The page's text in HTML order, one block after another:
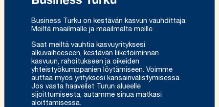
Business Turku on kestävän kasvun vauhdittaja.
Meiltä maailmalle ja maailmalta meille.
Saat meiltä vauhtia kasvuyrityksesi
alkuvaiheeseen, kestävän liiketoiminnan
kasvuun, rahoitukseen ja oikeiden
yhteistyökumppanien löytämiseen. Voimme
auttaa myös yrityksesi kansainvälistymisessä.
Jos vasta haaveilet Turun alueelle
sijoittumisesta, autamme sinua matkasi
aloittamisessa.